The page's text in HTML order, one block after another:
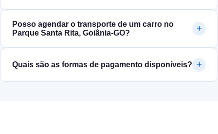
Posso agendar o transporte de um carro no
Parque Santa Rita, Goiânia‑GO?
Quais são as formas de pagamento disponíveis?